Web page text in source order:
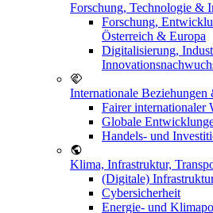
Forschung, Technologie &
Forschung,
Österreich & Europa
Digitalisierung,
Internationale
Fairer internationaler
Globale
Handels- und
Klima, Infrastruktur,
(Digitale)
Cybersicherheit
Energie- und